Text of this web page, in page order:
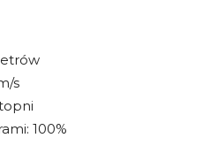
s
100%